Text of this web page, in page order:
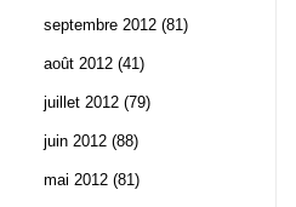
septembre 2012 (81)
août 2012 (41)
juillet 2012 (79)
juin 2012 (88)
mai 2012 (81)